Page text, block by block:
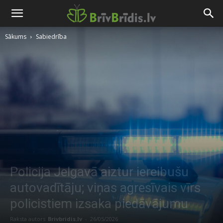
Sākums Sabiedrība
Policija Jelgavā aiztur iereibušu
autovadītāju; viņas agresīvais vīrs
policistiem izsaka piedāvājumu
Raksta autors Brivbridis.lv - 26/05/2026